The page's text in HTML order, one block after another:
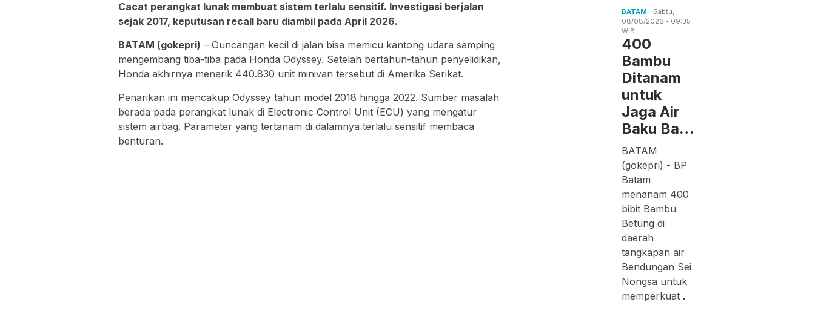
Cacat perangkat lunak membuat sistem terlalu sensitif. Investigasi berjalan
sejak 2017, keputusan recall baru diambil pada April 2026.
BATAM (gokepri) – Guncangan kecil di jalan bisa memicu kantong udara samping
mengembang tiba-tiba pada Honda Odyssey. Setelah bertahun-tahun penyelidikan,
Honda akhirnya menarik 440.830 unit minivan tersebut di Amerika Serikat.
Penarikan ini mencakup Odyssey tahun model 2018 hingga 2022. Sumber masalah
berada pada perangkat lunak di Electronic Control Unit (ECU) yang mengatur
sistem airbag. Parameter yang tertanam di dalamnya terlalu sensitif membaca
benturan.
BATAM
Sabtu,
08/08/2026 - 09:35
WIB
400
Bambu
Ditanam
untuk
Jaga Air
Baku Ba…
BATAM
(gokepri) - BP
Batam
menanam 400
bibit Bambu
Betung di
daerah
tangkapan air
Bendungan Sei
Nongsa untuk
memperkuat .